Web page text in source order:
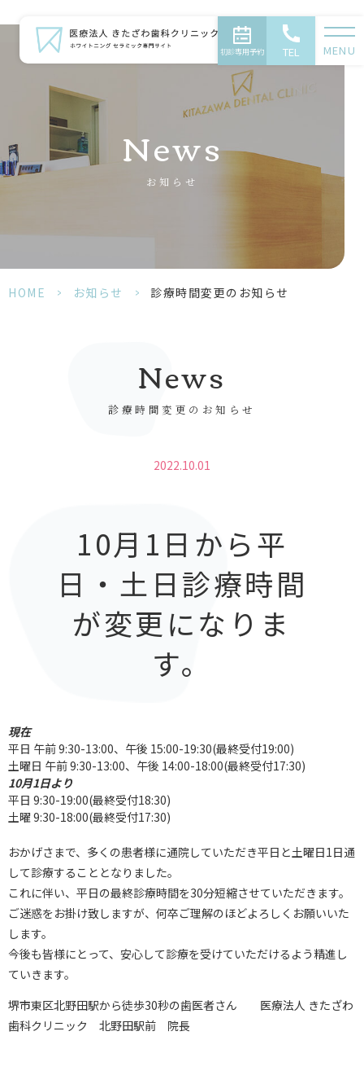
MENU
News
お知らせ
HOME > お知らせ > 診療時間変更のお知らせ
News
診療時間変更のお知らせ
2022.10.01
10月1日から平
日・土日診療時間
が変更になりま
す。
現在
平日 午前 9:30-13:00、午後 15:00-19:30(最終受付19:00)
土曜日 午前 9:30-13:00、午後 14:00-18:00(最終受付17:30)
10月1日より
平日 9:30-19:00(最終受付18:30)
土曜 9:30-18:00(最終受付17:30)
おかげさまで、多くの患者様に通院していただき平日と土曜日1日通
して診療することとなりました。
これに伴い、平日の最終診療時間を30分短縮させていただきます。
ご迷惑をお掛け致しますが、何卒ご理解のほどよろしくお願いいた
します。
今後も皆様にとって、安心して診療を受けていただけるよう精進し
ていきます。
堺市東区北野田駅から徒歩30秒の歯医者さん 医療法人 きたざわ
歯科クリニック 北野田駅前 院長
初診専用予約 TEL